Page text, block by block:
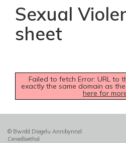
Sexual
sheet
Failed to fetch Error: URL to
exactly the same domain as
here for
© Bwrdd Diogelu Annibynnol
Cenedlaethol